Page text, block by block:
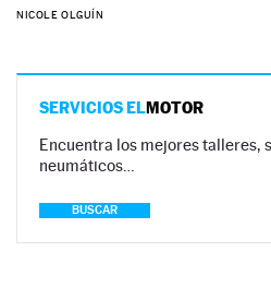
NICOLE OLGUÍN
SERVICIOS ELMOTOR
Encuentra los mejores talleres,
neumáticos…
BUSCAR